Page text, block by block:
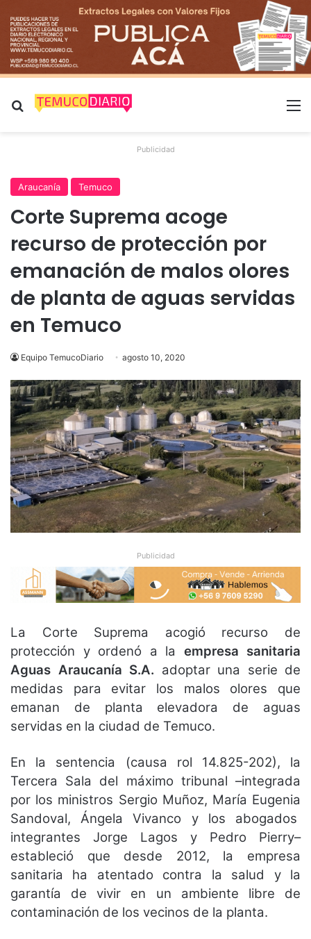
Buscar por
Publicidad
Araucanía Temuco
Corte Suprema acoge
recurso de protección por
emanación de malos olores
de planta de aguas servidas
en Temuco
Equipo TemucoDiario agosto 10, 2020
Publicidad
La Corte Suprema acogió recurso de
protección y ordenó a la empresa sanitaria
Aguas Araucanía S.A. adoptar una serie de
medidas para evitar los malos olores que
emanan de planta elevadora de aguas
servidas en la ciudad de Temuco.
En la sentencia (causa rol 14.825-202), la
Tercera Sala del máximo tribunal –integrada
por los ministros Sergio Muñoz, María Eugenia
Sandoval, Ángela Vivanco y los abogados
integrantes Jorge Lagos y Pedro Pierry–
estableció que desde 2012, la empresa
sanitaria ha atentado contra la salud y la
garantía de vivir en un ambiente libre de
contaminación de los vecinos de la planta.